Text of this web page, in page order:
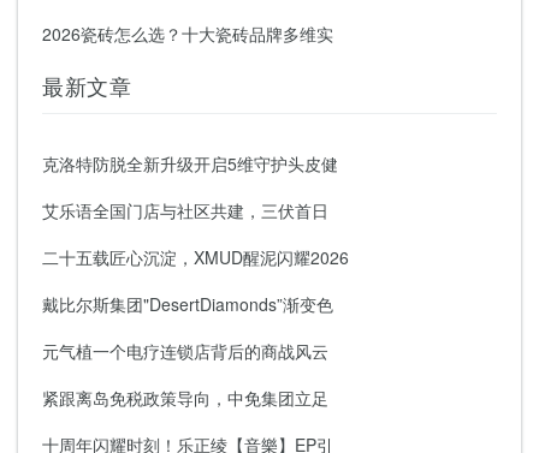
2026瓷砖怎么选？十大瓷砖品牌多维实
最新文章
克洛特防脱全新升级开启5维守护头皮健
艾乐语全国门店与社区共建，三伏首日
二十五载匠心沉淀，XMUD醒泥闪耀2026
戴比尔斯集团"DesertDiamonds”渐变色
元气植一个电疗连锁店背后的商战风云
紧跟离岛免税政策导向，中免集团立足
十周年闪耀时刻！乐正绫【音樂】EP引